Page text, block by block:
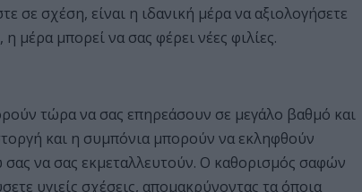
σε σχέση, είναι η ιδανική μέρα να αξιολογήσετε
μέρα μπορεί να σας φέρει νέες φιλίες.
τώρα να σας επηρεάσουν σε μεγάλο βαθμό και
και η συμπόνια μπορούν να εκληφθούν
να σας εκμεταλλευτούν. Ο καθορισμός σαφών
υγιείς σχέσεις, απομακρύνοντας τα όποια